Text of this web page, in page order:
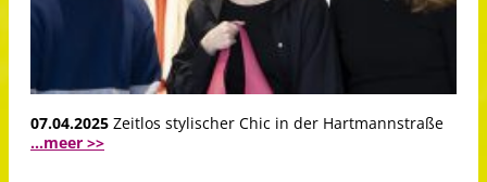
07.04.2025 Zeitlos stylischer Chic in der Hartmannstraße
...meer >>